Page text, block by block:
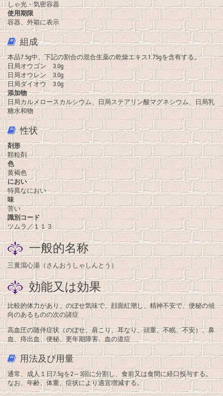
しゃ光・気密容器
使用期限
容器、外箱に表示
組成
本品7.5g中、下記の割合の混合生薬の乾燥エキス1.75gを含有する。
日局オウゴン 3.0g
日局オウレン 3.0g
日局ダイオウ 3.0g
添加物
日局カルメロースカルシウム、日局ステアリン酸マグネシウム、日局乳
糖水和物
性状
剤形
顆粒剤
色
黄褐色
におい
特異なにおい
味
苦い
識別コード
ツムラ／１１３
一般的名称
三黄瀉心湯（さんおうしゃしんとう）
効能又は効果
比較的体力があり、のぼせ気味で、顔面紅潮し、精神不安で、便秘の傾
向のあるものの次の諸症
高血圧の随伴症状（のぼせ、肩こり、耳なり、頭重、不眠、不安）、鼻
血、痔出血、便秘、更年期障害、血の道症
用法及び用量
通常、成人１日7.5gを2～3回に分割し、食前又は食間に経口投与する。
なお、年齢、体重、症状により適宜増減する。